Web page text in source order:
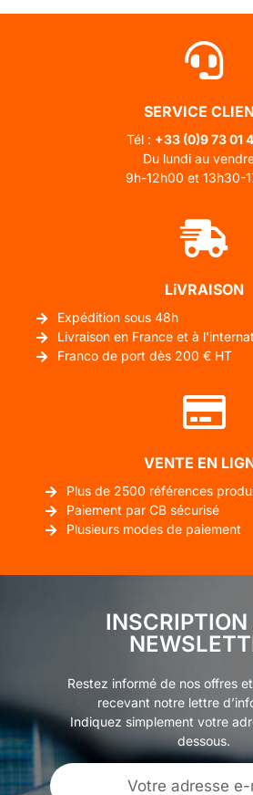
SERVICE
Tél : +33 (0)9 73 01
Du lundi au
9h-12h00 et 13h30-
LiVRAISON
Expédition sous 48h
Livraison en France et à
Franco de port dès 200 € HT
VENTE EN
Plus de 2500 références
Paiement par CB sécurisé
Plusieurs modes de paiement
Restez informé de nos offres
recevant notre lettre
Indiquez simplement votre
dessous.